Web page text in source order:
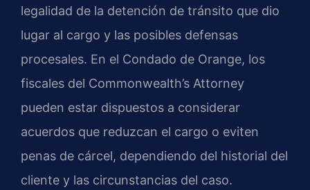
legalidad de la detención de tránsito que dio
lugar al cargo y las posibles defensas
procesales. En el Condado de Orange, los
fiscales del Commonwealth’s Attorney
pueden estar dispuestos a considerar
acuerdos que reduzcan el cargo o eviten
penas de cárcel, dependiendo del historial del
cliente y las circunstancias del caso.